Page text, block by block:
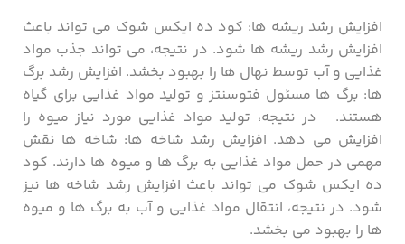
افزایش رشد ریشه ها: کود ده ایکس شوک می تواند باعث
افزایش رشد ریشه ها شود. در نتیجه، می تواند جذب مواد
غذایی و آب توسط نهال ها را بهبود بخشد. افزایش رشد برگ
ها: برگ ها مسئول فتوسنتز و تولید مواد غذایی برای گیاه
هستند. در نتیجه، تولید مواد غذایی مورد نیاز میوه را
افزایش می دهد. افزایش رشد شاخه ها: شاخه ها نقش
مهمی در حمل مواد غذایی به برگ ها و میوه ها دارند. کود
ده ایکس شوک می تواند باعث افزایش رشد شاخه ها نیز
شود. در نتیجه، انتقال مواد غذایی و آب به برگ ها و میوه
ها را بهبود می بخشد.